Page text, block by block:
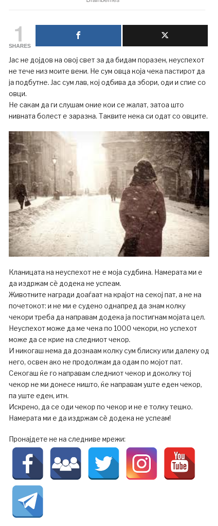
1
SHARES
Јас не дојдов на овој свет за да бидам поразен, неуспехот
не тече низ моите вени. Не сум овца која чека пастирот да
ја подбутне. Јас сум лав, кој одбива да збори, оди и спие со
овци.
Не сакам да ги слушам оние кои се жалат, затоа што
нивната болест е заразна. Таквите нека си одат со овците.
Кланицата на неуспехот не е моја судбина. Намерата ми е
да издржам сѐ додека не успеам.
Животните награди доаѓаат на крајот на секој пат, а не на
почетокот: и не ми е судено однапред да знам колку
чекори треба да направам додека ја постигнам мојата цел.
Неуспехот може да ме чека по 1000 чекори, но успехот
може да се крие на следниот чекор.
И никогаш нема да дознаам колку сум блиску или далеку од
него, освен ако не продолжам да одам по мојот пат.
Секогаш ќе го направам следниот чекор и доколку тој
чекор не ми донесе ништо, ќе направам уште еден чекор,
па уште еден, итн.
Искрено, да се оди чекор по чекор и не е толку тешко.
Намерата ми е да издржам сѐ додека не успеам!
Пронајдете не на следниве мрежи: